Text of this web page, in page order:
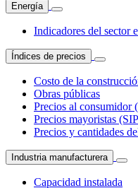
Energía
Indicadores del sector
Índices de precios
Costo de la
Obras públicas
Precios al consumidor
Precios mayoristas
Precios y cantidades
Industria manufacturera
Capacidad instalada